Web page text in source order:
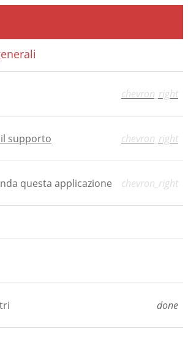
chevron_right
supporto chevron_right
questa applicazione chevron_right
done